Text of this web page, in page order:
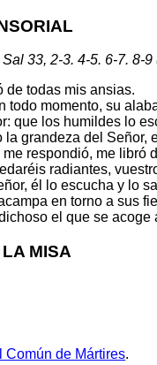
33, 2-3. 4-5. 6-7. 8-9
de todas mis ansias.
todo momento, su
que los humildes lo
la grandeza del Señor,
respondió, me libró
radiantes,
él lo escucha y lo
en torno a sus
el que se acoge
MISA
Común de Mártires.